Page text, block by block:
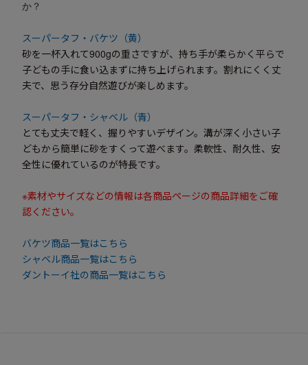
か？
スーパータフ・バケツ（黄）
砂を一杯入れて900gの重さですが、持ち手が柔らかく平らで
子どもの手に食い込まずに持ち上げられます。割れにくく丈
夫で、思う存分自然遊びが楽しめます。
スーパータフ・シャベル（青）
とても丈夫で軽く、握りやすいデザイン。溝が深く小さい子
どもから簡単に砂をすくって遊べます。柔軟性、耐久性、安
全性に優れているのが特長です。
※素材やサイズなどの情報は各商品ページの商品詳細をご確
認ください。
バケツ商品一覧はこちら
シャベル商品一覧はこちら
ダントーイ社の商品一覧はこちら